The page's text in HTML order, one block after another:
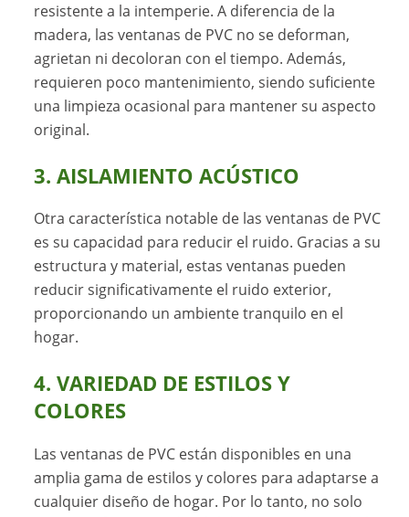
resistente a la intemperie. A diferencia de la
madera, las ventanas de PVC no se deforman,
agrietan ni decoloran con el tiempo. Además,
requieren poco mantenimiento, siendo suficiente
una limpieza ocasional para mantener su aspecto
original.
3. AISLAMIENTO ACÚSTICO
Otra característica notable de las ventanas de PVC
es su capacidad para reducir el ruido. Gracias a su
estructura y material, estas ventanas pueden
reducir significativamente el ruido exterior,
proporcionando un ambiente tranquilo en el
hogar.
4. VARIEDAD DE ESTILOS Y
COLORES
Las ventanas de PVC están disponibles en una
amplia gama de estilos y colores para adaptarse a
cualquier diseño de hogar. Por lo tanto, no solo